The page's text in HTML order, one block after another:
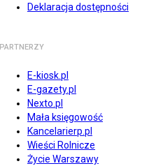
Deklaracja dostępności
PARTNERZY
E-kiosk.pl
E-gazety.pl
Nexto.pl
Mała księgowość
Kancelarierp.pl
Wieści Rolnicze
Życie Warszawy